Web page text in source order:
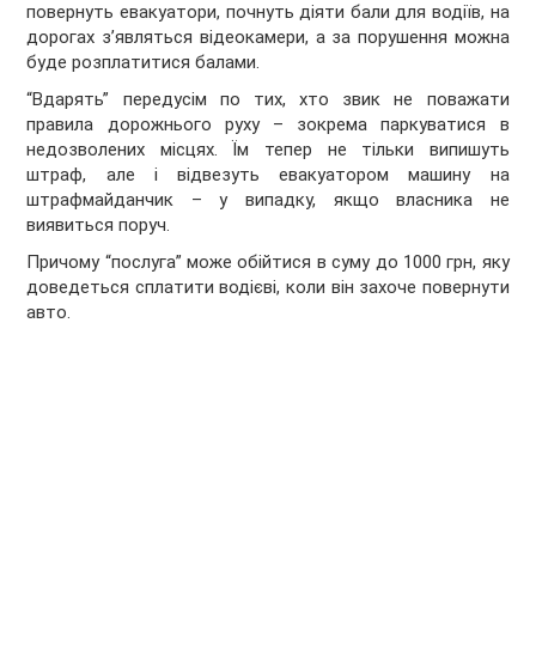
повернуть евакуатори, почнуть діяти бали для водіїв, на
дорогах з’являться відеокамери, а за порушення можна
буде розплатитися балами.
“Вдарять” передусім по тих, хто звик не поважати
правила дорожнього руху – зокрема паркуватися в
недозволених місцях. Їм тепер не тільки випишуть
штраф, але і відвезуть евакуатором машину на
штрафмайданчик – у випадку, якщо власника не
виявиться поруч.
Причому “послуга” може обійтися в суму до 1000 грн, яку
доведеться сплатити водієві, коли він захоче повернути
авто.